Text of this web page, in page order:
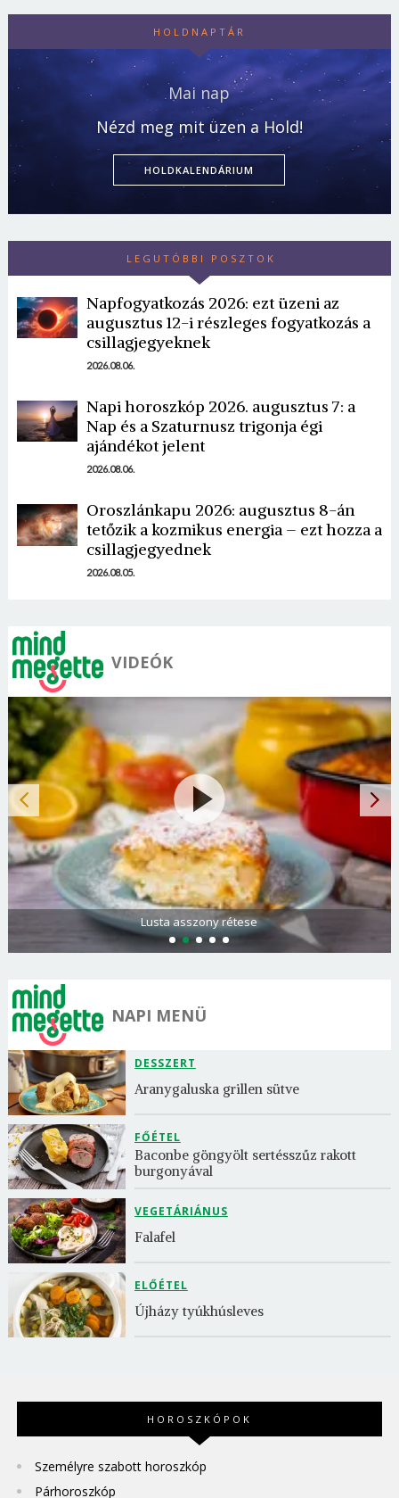
HOLDNAPTÁR
Mai nap
Nézd meg mit üzen a Hold!
HOLDKALENDÁRIUM
LEGUTÓBBI POSZTOK
Napfogyatkozás 2026: ezt üzeni az
augusztus 12-i részleges fogyatkozás a
csillagjegyeknek
2026.08.06.
Napi horoszkóp 2026. augusztus 7: a
Nap és a Szaturnusz trigonja égi
ajándékot jelent
2026.08.06.
Oroszlánkapu 2026: augusztus 8-án
tetőzik a kozmikus energia – ezt hozza a
csillagjegyednek
2026.08.05.
VIDEÓK
Spenótos palacsinta tejföllel töltve
NAPI MENÜ
DESSZERT
Aranygaluska grillen sütve
FŐÉTEL
Baconbe göngyölt sertésszűz rakott
burgonyával
VEGETÁRIÁNUS
Falafel
ELŐÉTEL
Újházy tyúkhúsleves
HOROSZKÓPOK
Személyre szabott horoszkóp
Párhoroszkóp
Borsonline bejelentkezés
Jelszó